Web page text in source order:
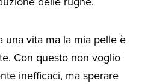
una vita ma la mia pelle è
Con questo non voglio
inefficaci, ma sperare